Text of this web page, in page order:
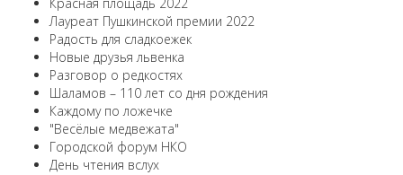
Лауреат Пушкинской премии 2022
Радость для сладкоежек
Новые друзья львенка
Разговор о редкостях
Шаламов – 110 лет со дня рождения
Каждому по ложечке
"Весёлые медвежата"
Городской форум НКО
День чтения вслух